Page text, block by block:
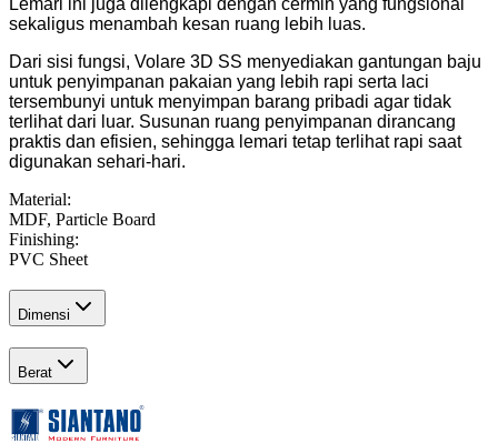
sekaligus menambah kesan ruang lebih luas.
Dari sisi fungsi, Volare 3D SS menyediakan gantungan baju
untuk penyimpanan pakaian yang lebih rapi serta laci
tersembunyi untuk menyimpan barang pribadi agar tidak
terlihat dari luar. Susunan ruang penyimpanan dirancang
praktis dan efisien, sehingga lemari tetap terlihat rapi saat
digunakan sehari-hari.
Material:
MDF, Particle Board
Finishing:
PVC Sheet
Dimensi
Berat